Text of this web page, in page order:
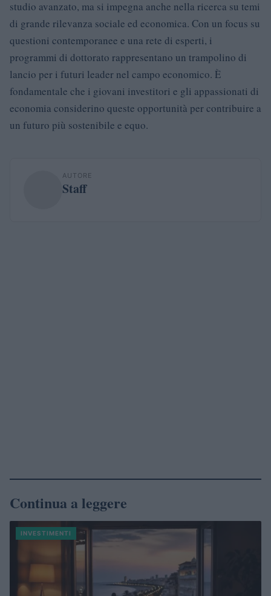
studio avanzato, ma si impegna anche nella ricerca su temi
di grande rilevanza sociale ed economica. Con un focus su
questioni contemporanee e una rete di esperti, i
programmi di dottorato rappresentano un trampolino di
lancio per i futuri leader nel campo economico. È
fondamentale che i giovani investitori e gli appassionati di
economia considerino queste opportunità per contribuire a
un futuro più sostenibile e equo.
AUTORE
Staff
Continua a leggere
INVESTIMENTI